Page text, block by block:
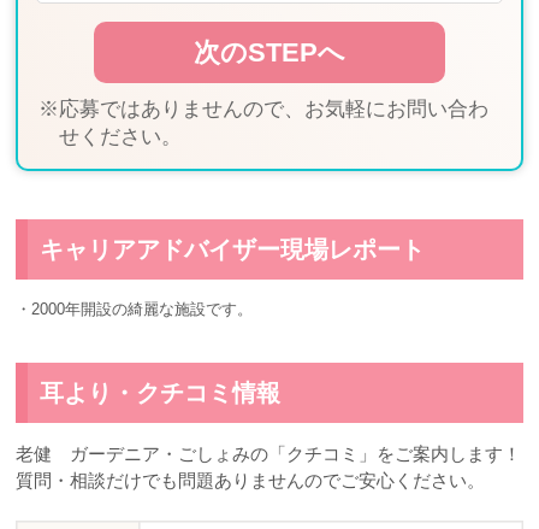
※応募ではありませんので、お気軽にお問い合わ
せください。
キャリアアドバイザー現場レポート
・2000年開設の綺麗な施設です。
耳より・クチコミ情報
老健 ガーデニア・ごしょみの「クチコミ」をご案内します！
質問・相談だけでも問題ありませんのでご安心ください。